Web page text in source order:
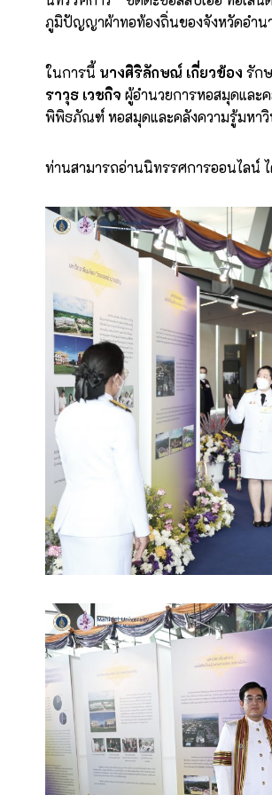
ภูมิปัญญาผ้าทอท้องถิ่นของจังหวัดอำน
ในการนี้ นางศิริลักษณ์ เกี่ยวข้อง รัก
ราวุธ เวชกิจ ผู้อำนวยการหอสมุดและ
พิพิธภัณฑ์ หอสมุดและคลังความรู้มหาวิ
ท่านสามารถอ่านนิทรรศการออนไลน์